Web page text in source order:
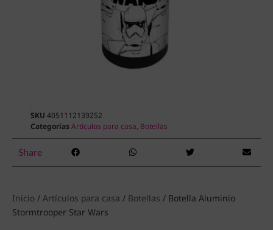
SKU 4051112139252
CategoríasArtículos para casa, Botellas
Share
Inicio / Artículos para casa / Botellas / Botella Aluminio
Stormtrooper Star Wars